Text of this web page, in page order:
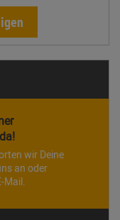
wir Deine
an oder
Mail.